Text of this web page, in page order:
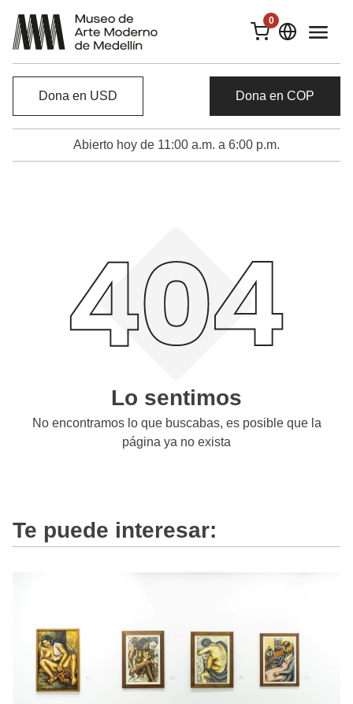
0
Dona en USD Dona en COP
Abierto hoy de 11:00 a.m. a 6:00 p.m.
Lo sentimos
No encontramos lo que buscabas, es posible que la
página ya no exista
Te puede interesar: